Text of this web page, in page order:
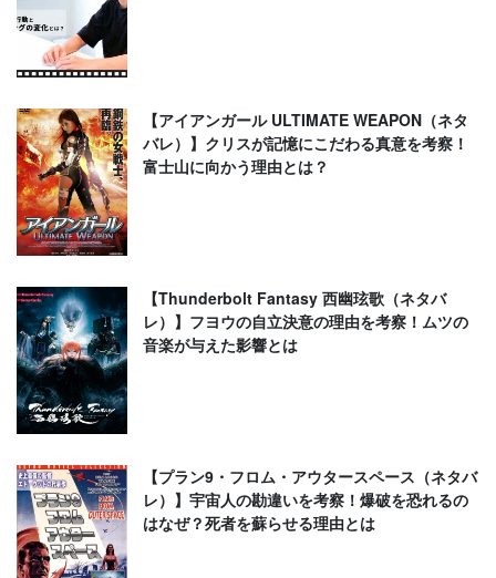
【アイアンガール ULTIMATE WEAPON（ネタ
バレ）】クリスが記憶にこだわる真意を考察！
富士山に向かう理由とは？
【Thunderbolt Fantasy 西幽玹歌（ネタバ
レ）】フヨウの自立決意の理由を考察！ムツの
音楽が与えた影響とは
【プラン9・フロム・アウタースペース（ネタバ
レ）】宇宙人の勘違いを考察！爆破を恐れるの
はなぜ？死者を蘇らせる理由とは